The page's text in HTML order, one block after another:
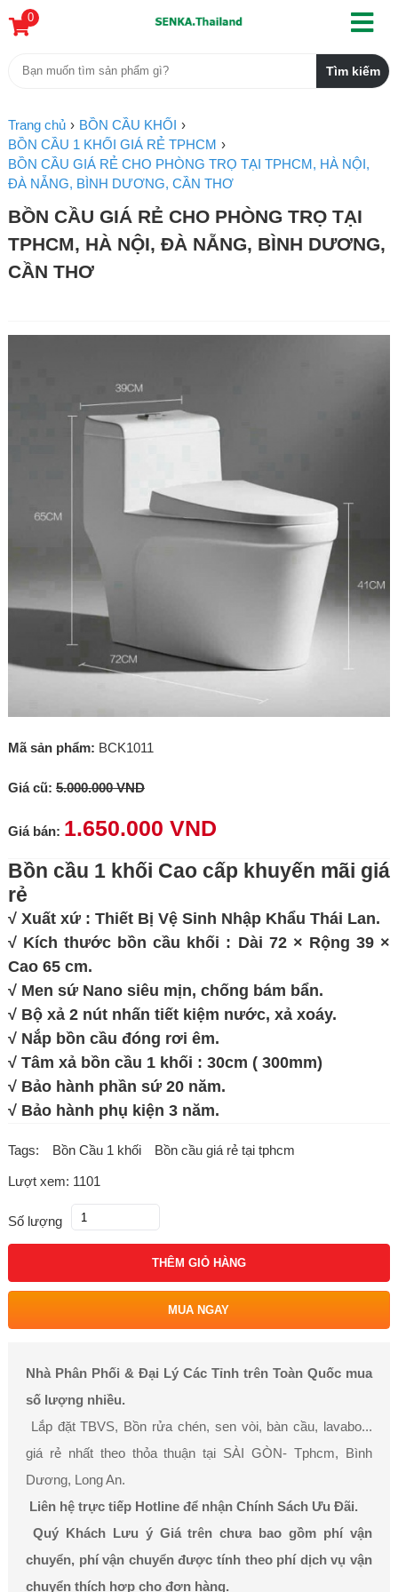
0
Trang chủ
BỒN CẦU KHỐI
BỒN CẦU 1 KHỐI GIÁ RẺ TPHCM
BỒN CẦU GIÁ RẺ CHO PHÒNG TRỌ TẠI TPHCM, HÀ NỘI,
ĐÀ NẴNG, BÌNH DƯƠNG, CẦN THƠ
BỒN CẦU GIÁ RẺ CHO PHÒNG TRỌ TẠI
TPHCM, HÀ NỘI, ĐÀ NẴNG, BÌNH DƯƠNG,
CẦN THƠ
Mã sản phẩm: BCK1011
Giá cũ: 5.000.000 VND
Giá bán: 1.650.000 VND
Bồn cầu 1 khối Cao cấp khuyến mãi giá
rẻ
√ Xuất xứ : Thiết Bị Vệ Sinh Nhập Khẩu Thái Lan.
√ Kích thước bồn cầu khối : Dài 72 × Rộng 39 ×
Cao 65 cm.
√ Men sứ Nano siêu mịn, chống bám bẩn.
√ Bộ xả 2 nút nhấn tiết kiệm nước, xả xoáy.
√ Nắp bồn cầu đóng rơi êm.
√ Tâm xả bồn cầu 1 khối : 30cm ( 300mm)
√ Bảo hành phần sứ 20 năm.
√ Bảo hành phụ kiện 3 năm.
Tags: Bồn Cầu 1 khối Bồn cầu giá rẻ tại tphcm
Lượt xem: 1101
Số lượng
THÊM GIỎ HÀNG
MUA NGAY
Nhà Phân Phối & Đại Lý Các Tỉnh trên Toàn Quốc mua
số lượng nhiều.
Lắp đặt TBVS, Bồn rửa chén, sen vòi, bàn cầu, lavabo...
giá rẻ nhất theo thỏa thuận tại SÀI GÒN- Tphcm, Bình
Dương, Long An.
Liên hệ trực tiếp Hotline để nhận Chính Sách Ưu Đãi.
Quý Khách Lưu ý Giá trên chưa bao gồm phí vận
chuyển, phí vận chuyển được tính theo phí dịch vụ vận
chuyển thích hợp cho đơn hàng.